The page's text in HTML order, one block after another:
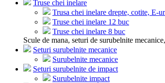
Truse chei inelare
Trusa chei inelare drepte, cotite, E-
Truse chei inelare 12 buc
Truse chei inelare 8 buc
Scule de mana, seturi de surubelnite
Seturi surubelnite mecanice
Surubelnite mecanice
Seturi surubelnite de impact
Surubelnite impact